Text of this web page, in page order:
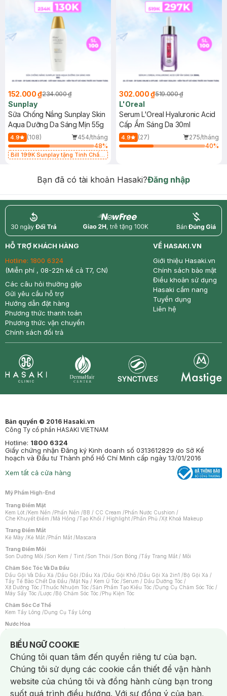
152.000 ₫234.000 ₫
Sunplay
Sữa Chống Nắng Sunplay Skin
Aqua Dưỡng Da Sáng Mịn 55g
4.9 (108)
454/tháng
48%
Bill 199K Sunplay tặng Tinh Chất
302.000 ₫519.000 ₫
L'Oreal
Serum L'Oreal Hyaluronic Acid
Cấp Ẩm Sáng Da 30ml
4.9 (27)
275/tháng
40%
Bạn đã có tài khoản Hasaki?Đăng nhập
return nowfree price
HỖ TRỢ KHÁCH HÀNG
Hotline: 1800 6324
(Miễn phí , 08-22h kể cả T7, CN)
Các câu hỏi thường gặp
Gửi yêu cầu hỗ trợ
Hướng dẫn đặt hàng
Phương thức thanh toán
Phương thức vận chuyển
Chính sách đổi trả
VỀ HASAKI.VN
Giới thiệu Hasaki.vn
Chính sách bảo mật
Điều khoản sử dụng
Hasaki cẩm nang
Tuyển dụng
Liên hệ
Bản quyền © 2016 Hasaki.vn
Công Ty cổ phần HASAKI VIETNAM
Hotline: 1800 6324
Giấy chứng nhận Đăng ký Kinh doanh số 0313612829 do Sở Kế
hoạch và Đầu tư Thành phố Hồ Chí Minh cấp ngày 13/01/2016
Xem tất cả cửa hàng
Mỹ Phẩm High-End
Trang Điểm Mặt
Kem Lót /Kem Nền /Phấn Nền /BB / CC Cream /Phấn Nước Cushion /
Che Khuyết Điểm /Má Hồng /Tạo Khối / Highlight /Phấn Phủ /Xịt Khoá Makeup
Trang Điểm Mắt
Kẻ Mày /Kẻ Mắt /Phấn Mắt /Mascara
Trang Điểm Môi
Son Dưỡng Môi /Son Kem / Tint /Son Thỏi /Son Bóng /Tẩy Trang Mắt / Môi
Chăm Sóc Tóc Và Da Đầu
Dầu Gội Và Dầu Xả /Dầu Gội /Dầu Xả /Dầu Gội Khô /Dầu Gội Xả 2in1 /Bộ Gội Xả /
Tẩy Tế Bào Chết Da Đầu /Mặt Nạ / Kem Ủ Tóc /Serum / Dầu Dưỡng Tóc /
Xịt Dưỡng Tóc /Thuốc Nhuộm Tóc /Sản Phẩm Tạo Kiểu Tóc /Dụng Cụ Chăm Sóc Tóc /
Máy Sấy Tóc /Lược /Bộ Chăm Sóc Tóc /Phụ Kiện Tóc
Chăm Sóc Cơ Thể
Kem Tẩy Lông /Dụng Cụ Tẩy Lông
Nước Hoa
Nước Hoa Nữ
Chăm Sóc Cá Nhân
Chống Muỗi /Khẩu Trang /Máy Massage/Mặt Nạ Xông Hơi /Nước Rửa Tay/
Sản Phẩm Chăm Sóc Khác /Bàn Chải Đánh Răng /Bàn Chải Điện/
Hỗ Trợ Trắng Răng/Kem Đánh Răng /Máy Tăm Nước/ Nước Súc Miệng/
Tăm / Chỉ Nha Khoa/ Xịt Thơm Miệng / Dung Dịch Vệ Sinh/Dưỡng Vùng Kín/
Khăn Ướt Vệ Sinh Vùng Kín/Băng Vệ Sinh/Tampon/Bọt Cạo Râu /Dao Cạo Râu/
Máy Cạo Râu
BIỂU NGỮ COOKIE
Notice about cookies usage
Chúng tôi quan tâm đến quyền riêng tư của bạn.
Chúng tôi sử dụng các cookie cần thiết để vận hành
website của chúng tôi và đồng hành cùng bạn trong
suốt quá trình điều hướng. Với sự đồng ý của bạn,